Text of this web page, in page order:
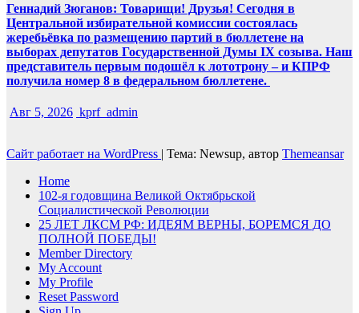
Геннадий Зюганов: Товарищи! Друзья! Сегодня в
Центральной избирательной комиссии состоялась
жеребьёвка по размещению партий в бюллетене на
выборах депутатов Государственной Думы IX созыва. Наш
представитель первым подошёл к лототрону – и КПРФ
получила номер 8 в федеральном бюллетене.
Авг 5, 2026 kprf_admin
Сайт работает на WordPress | Тема: Newsup, автор Themeansar
Home
102-я годовщина Великой Октябрьской
Социалистической Революции
25 ЛЕТ ЛКСМ РФ: ИДЕЯМ ВЕРНЫ, БОРЕМСЯ ДО
ПОЛНОЙ ПОБЕДЫ!
Member Directory
My Account
My Profile
Reset Password